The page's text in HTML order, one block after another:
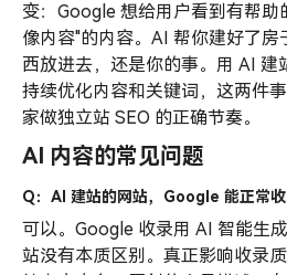
变：Google 想给用户看到有帮助
像内容"的内容。AI 帮你建好了房
西放进去，还是你的事。用 AI 建
持续优化内容和关键词，这两件
家做独立站 SEO 的正确节奏。
AI 内容的常见问题
Q：AI 建站的网站，Google 能正常收
可以。Google 收录用 AI 智能生
站没有本质区别。真正影响收录